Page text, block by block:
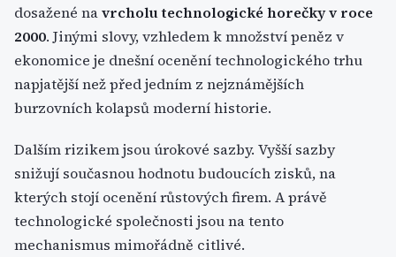
dosažené navrcholu technologické horečky v roce
2000. Jinými slovy, vzhledem k množství peněz v
ekonomice je dnešní ocenění technologického trhu
napjatější než před jedním z nejznámějších
burzovních kolapsů moderní historie.
Dalším rizikem jsou úrokové sazby. Vyšší sazby
snižují současnou hodnotu budoucích zisků, na
kterých stojí ocenění růstových firem. A právě
technologické společnosti jsou na tento
mechanismus mimořádně citlivé.